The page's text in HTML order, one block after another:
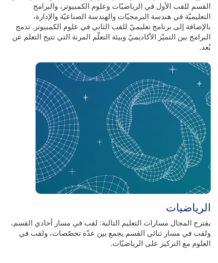
القسم للقب الأول في الرياضيّات وعلوم الكمبيوتر، والبرامج
التعليميّة في هندسة البرمجيّات والهندسة الصناعيّة والإدارة،
بالإضافة إلى برنامج تعليميّ للقب الثاني في علوم الكمبيوتر. تدمج
البرامج بين التميّز الأكاديميّ وبيئة التعلّم المرنة التي تتيح التعلم عن
بُعد.
الرياضيات
يقترح المجال مسارات التعليم التالية: لقب في مسار أحادي القسم،
ولقب في مسار ثنائي القسم يجمع بين عدّة تخصّصات، ولقب في
العلوم مع التركيز على الرياضيّات.